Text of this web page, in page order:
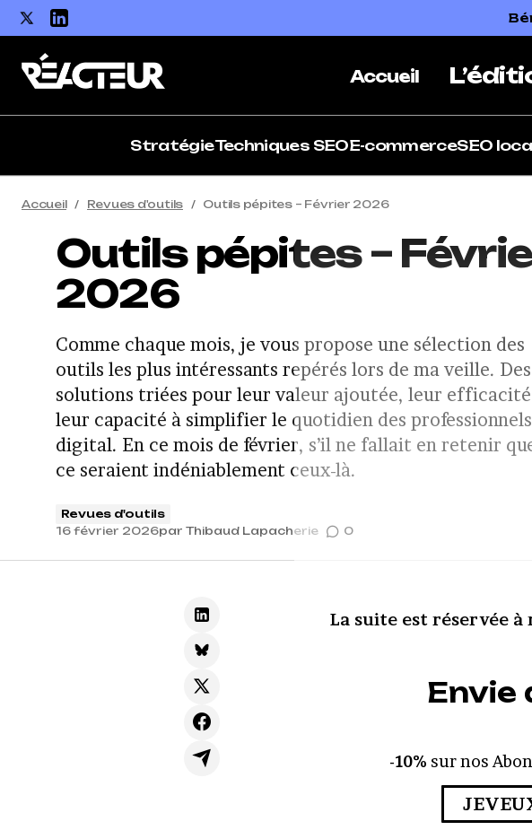
Accueil
StratégieTechniques SEOE-commerceSEO
Accueil Revues d'outils Outils pépites – Février 2026
Outils pépites –
2026
Comme chaque mois, je vous propose une sélection des
outils les plus intéressants repérés lors de ma veille. Des
solutions triées pour leur valeur ajoutée, leur
leur capacité à simplifier le quotidien des
digital. En ce mois de février, s’il ne fallait en retenir
ce seraient indéniablement ceux-là.
Revues d'outils
16 février 2026par Thibaud Lapacherie 0
La suite est réservée à
Envie
-10% sur nos